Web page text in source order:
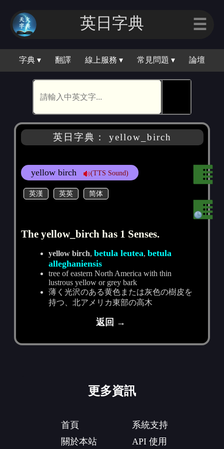
英日字典 ☰
字典 ▾ 翻譯 線上服務 ▾ 常見問題 ▾ 論壇
英日字典： yellow_birch
yellow birch (TTS Sound)
英漢 英英 简体
The yellow_birch has 1 Senses.
yellow birch,betula leutea,betula
alleghaniensis
tree of eastern North America with thin
lustrous yellow or grey bark
薄く光沢のある黄色または灰色の樹皮を
持つ、北アメリカ東部の高木
返回 →
更多資訊
首頁
關於本站
系統支持
API 使用